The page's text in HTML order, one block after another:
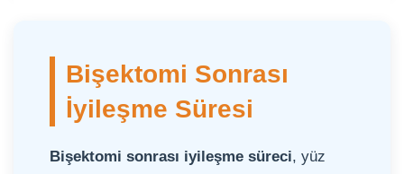
Bişektomi Sonrası
İyileşme Süresi
Bişektomi sonrası iyileşme süreci, yüz